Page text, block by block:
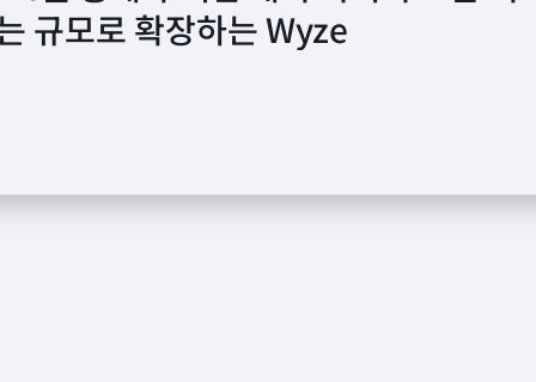
규모로 확장하는 Wyze